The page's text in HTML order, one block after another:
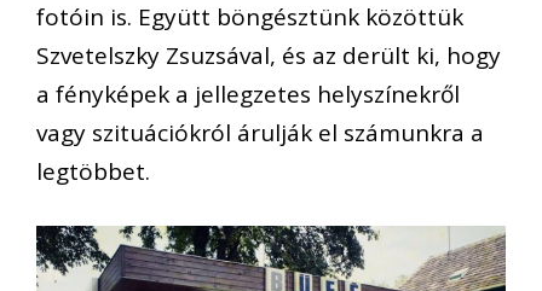
fotóin is. Együtt böngésztünk közöttük
Szvetelszky Zsuzsával, és az derült ki, hogy
a fényképek a jellegzetes helyszínekről
vagy szituációkról árulják el számunkra a
legtöbbet.